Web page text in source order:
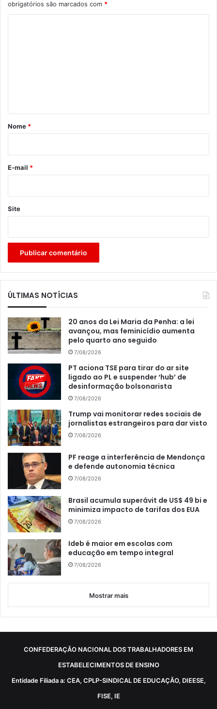
obrigatórios são marcados com *
r
*
Nome *
E-mail *
Site
ÚLTIMAS NOTÍCIAS
20 anos da Lei Maria da Penha: a lei
avançou, mas feminicídio aumenta
pelo quarto ano seguido
7/08/2026
PT aciona TSE para tirar do ar site
ligado ao PL e suspender ‘hub’ de
desinformação bolsonarista
7/08/2026
Trump vai monitorar redes sociais de
jornalistas estrangeiros para dar visto
7/08/2026
PF reage a interferência de Mendonça
e defende autonomia técnica
7/08/2026
Brasil acumula superávit de US$ 49 bi e
minimiza impacto de tarifas dos EUA
7/08/2026
Ideb é maior em escolas com
educação em tempo integral
7/08/2026
Mostrar mais
CONFEDERAÇÃO NACIONAL DOS TRABALHADORES EM
ESTABELECIMENTOS DE ENSINO
Entidade Filiada a: CEA, CPLP-SINDICAL DE EDUCAÇÃO, DIEESE,
FISE, IE